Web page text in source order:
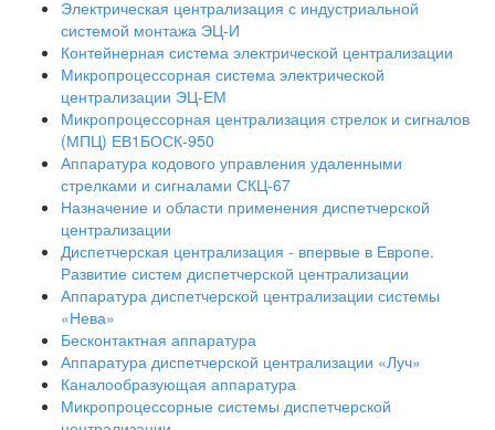
Электрическая централизация с индустриальной
системой монтажа ЭЦ-И
Контейнерная система электрической централизации
Микропроцессорная система электрической
централизации ЭЦ-ЕМ
Микропроцессорная централизация стрелок и сигналов
(МПЦ) ЕВ1БОСК-950
Аппаратура кодового управления удаленными
стрелками и сигналами СКЦ-67
Назначение и области применения диспетчерской
централизации
Диспетчерская централизация - впервые в Европе.
Развитие систем диспетчерской централизации
Аппаратура диспетчерской централизации системы
«Нева»
Бесконтактная аппаратура
Аппаратура диспетчерской централизации «Луч»
Каналообразующая аппаратура
Микропроцессорные системы диспетчерской